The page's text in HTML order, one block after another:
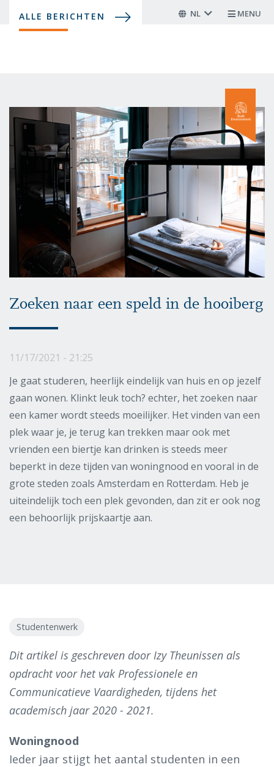
ALLE BERICHTEN NL MENU
Zoeken naar een speld in de hooiberg
11/17/2021 - 21:25
Je gaat studeren, heerlijk eindelijk van huis en op jezelf
gaan wonen. Klinkt leuk toch? echter, het zoeken naar
een kamer wordt steeds moeilijker. Het vinden van een
plek waar je, je terug kan trekken maar ook met
vrienden een biertje kan drinken is steeds meer
beperkt in deze tijden van woningnood en vooral in de
grote steden zoals Amsterdam en Rotterdam. Heb je
uiteindelijk toch een plek gevonden, dan zit er ook nog
een behoorlijk prijskaartje aan.
Studentenwerk
Dit artikel is geschreven door Izy Theunissen als
opdracht voor het vak Professionele en
Communicatieve Vaardigheden, tijdens het
academisch jaar 2020 - 2021.
Woningnood
Ieder jaar stijgt het aantal studenten in een